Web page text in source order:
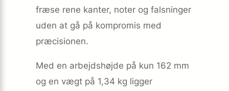
fræse rene kanter, noter og falsninger
uden at gå på kompromis med
præcisionen.
Med en arbejdshøjde på kun 162 mm
og en vægt på 1,34 kg ligger